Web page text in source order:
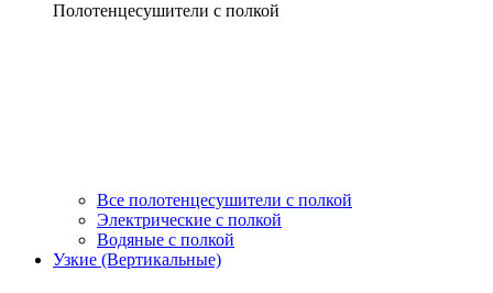
Полотенцесушители с полкой
Все полотенцесушители с полкой
Электрические с полкой
Водяные с полкой
Узкие (Вертикальные)